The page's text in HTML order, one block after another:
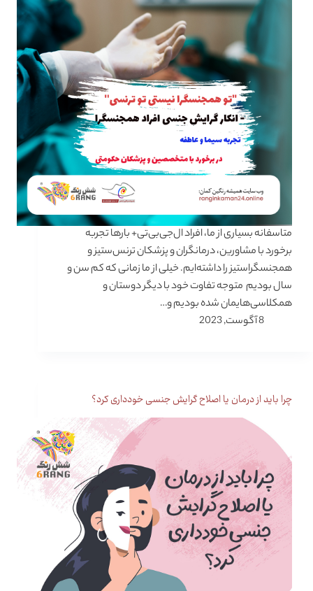
متاسفانه بسیاری از ما، افراد ال‌جی‌بی‌تی‌+ بارها تجربه
برخورد با مشاورین، درمانگران و پزشکان ترنس‌ستیز و
همجنسگرا‌ستیز را داشته‌ایم. خیلی از ما زمانی که کم سن و
سال بودیم متوجه تفاوت خود با دیگر دوستان و
همکلاسی‌هایمان شده بودیم و…
8 آگوست, 2023
چرا باید از درمان یا اصلاح گرایش جنسی خودداری کرد؟